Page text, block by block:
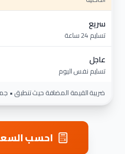
سريع
تسليم 24 ساعة
عاجل
تسليم نفس اليوم
ضريبة القيمة المضافة حيث تنطبق •
احسب